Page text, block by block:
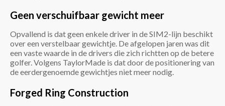
Geen verschuifbaar gewicht meer
Opvallend is dat geen enkele driver in de SIM2-lijn beschikt
over een verstelbaar gewichtje. De afgelopen jaren was dit
een vaste waarde in de drivers die zich richtten op de betere
golfer. Volgens TaylorMade is dat door de positionering van
de eerdergenoemde gewichtjes niet meer nodig.
Forged Ring Construction